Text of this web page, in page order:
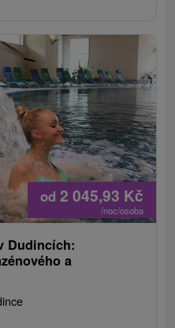
od 2 045,93 Kč
/noc/osoba
Dudincích:
a